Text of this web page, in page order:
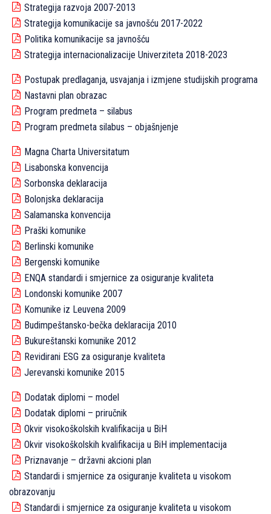
Strategija razvoja 2007-2013
Strategija komunikacije sa javnošću 2017-2022
Politika komunikacije sa javnošću
Strategija internacionalizacije Univerziteta 2018-2023
Postupak predlaganja, usvajanja i izmjene studijskih programa
Nastavni plan obrazac
Program predmeta – silabus
Program predmeta silabus – objašnjenje
Magna Charta Universitatum
Lisabonska konvencija
Sorbonska deklaracija
Bolonjska deklaracija
Salamanska konvencija
Praški komunike
Berlinski komunike
Bergenski komunike
ENQA standardi i smjernice za osiguranje kvaliteta
Londonski komunike 2007
Komunike iz Leuvena 2009
Budimpeštansko-bečka deklaracija 2010
Bukureštanski komunike 2012
Revidirani ESG za osiguranje kvaliteta
Jerevanski komunike 2015
Dodatak diplomi – model
Dodatak diplomi – priručnik
Okvir visokoškolskih kvalifikacija u BiH
Okvir visokoškolskih kvalifikacija u BiH implementacija
Priznavanje – državni akcioni plan
Standardi i smjernice za osiguranje kvaliteta u visokom
obrazovanju
Standardi i smjernice za osiguranje kvaliteta u visokom